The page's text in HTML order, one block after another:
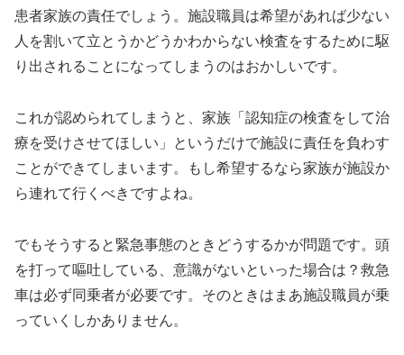
患者家族の責任でしょう。施設職員は希望があれば少ない
人を割いて立とうかどうかわからない検査をするために駆
り出されることになってしまうのはおかしいです。
これが認められてしまうと、家族「認知症の検査をして治
療を受けさせてほしい」というだけで施設に責任を負わす
ことができてしまいます。もし希望するなら家族が施設か
ら連れて行くべきですよね。
でもそうすると緊急事態のときどうするかが問題です。頭
を打って嘔吐している、意識がないといった場合は？救急
車は必ず同乗者が必要です。そのときはまあ施設職員が乗
っていくしかありません。